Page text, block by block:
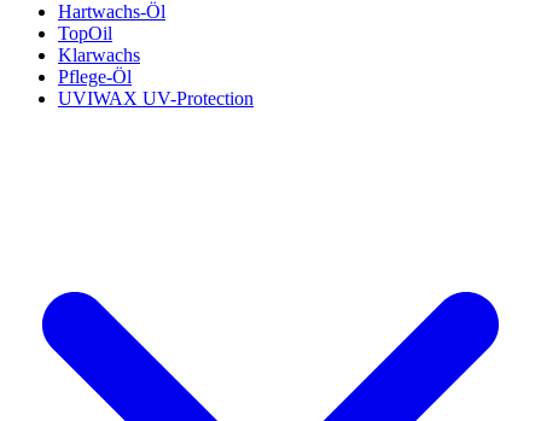
Hartwachs-Öl
TopOil
Klarwachs
Pflege-Öl
UVIWAX UV-Protection